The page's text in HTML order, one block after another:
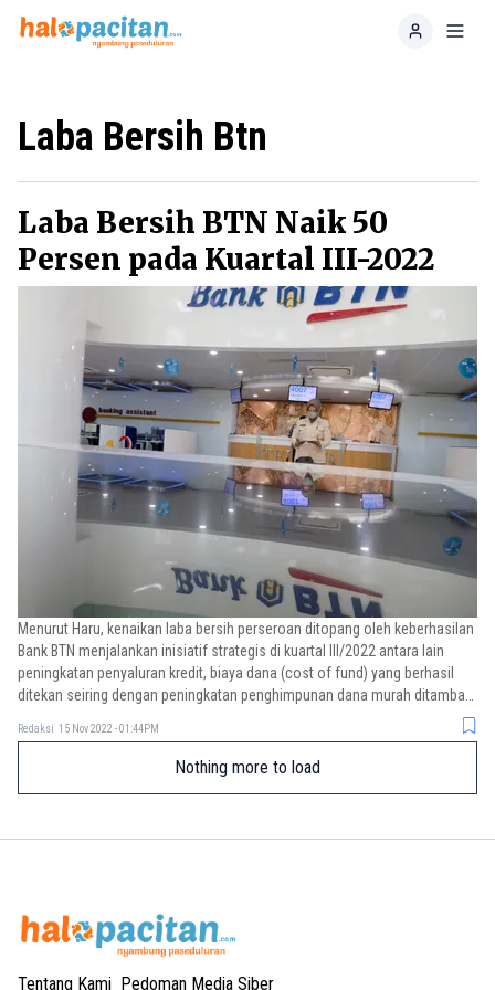
Home
Laba Bersih Btn
Laba Bersih BTN Naik 50
Persen pada Kuartal III-2022
Menurut Haru, kenaikan laba bersih perseroan ditopang oleh keberhasilan
Bank BTN menjalankan inisiatif strategis di kuartal III/2022 antara lain
peningkatan penyaluran kredit, biaya dana (cost of fund) yang berhasil
ditekan seiring dengan peningkatan penghimpunan dana murah ditambah
bermasalah (non-performing loan/NPL) yang terus menurun hingga akhir
Redaksi 15 Nov 2022 - 01:44PM
Nothing more to load
Tentang Kami Pedoman Media Siber